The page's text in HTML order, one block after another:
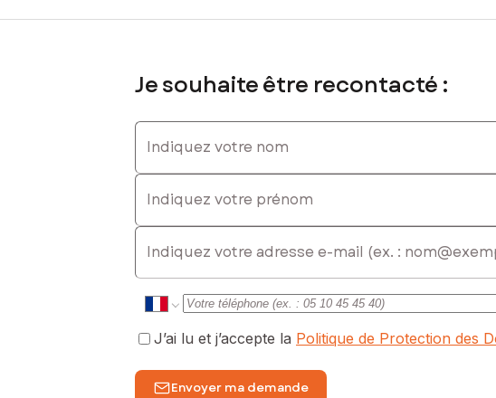
Je souhaite être recontacté :
Indiquez votre nom
Indiquez votre prénom
E-mail
J’ai lu et j’accepte la Politique de Protection des
Envoyer ma demande